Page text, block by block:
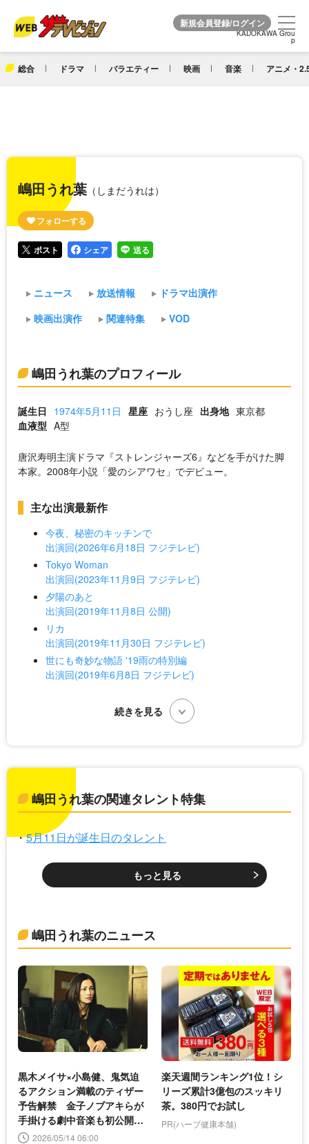
KADOKAWA Grou
p
総合 ドラマ バラエティー 映画 音楽 アニメ・
KADOKAWA Grou
p
嶋田うれ葉 （しまだうれは）
ポスト シェア 送る
ニュース 放送情報
ドラマ出演作
映画出演作
関連特集 VOD
嶋田うれ葉のプロフィール
誕生日 1974年5月11日 星座 おうし座 出身地 東京都
血液型 A型
唐沢寿明主演ドラマ『ストレンジャーズ6』などを手がけた脚
本家。2008年小説「愛のシアワセ」でデビュー。
主な出演最新作
今夜、秘密のキッチンで
出演回(2026年6月18日 フジテレビ)
Tokyo Woman
出演回(2023年11月9日 フジテレビ)
夕陽のあと
出演回(2019年11月8日 公開)
リカ
出演回(2019年11月30日 フジテレビ)
世にも奇妙な物語 '19雨の特別編
出演回(2019年6月8日 フジテレビ)
嶋田うれ葉の関連タレント特集
5月11日が誕生日のタレント
もっと見る
嶋田うれ葉のニュース
黒木メイサ×小島健、鬼気迫
るアクション満載のティザー
予告解禁 金子ノブアキらが
手掛ける劇中音楽も初公開＜
八神瑛子＞
2026/05/14 06:00
楽天週間ランキング1位！シ
リーズ累計3億包のスッキリ
茶。380円でお試し
PR(ハーブ健康本舗)